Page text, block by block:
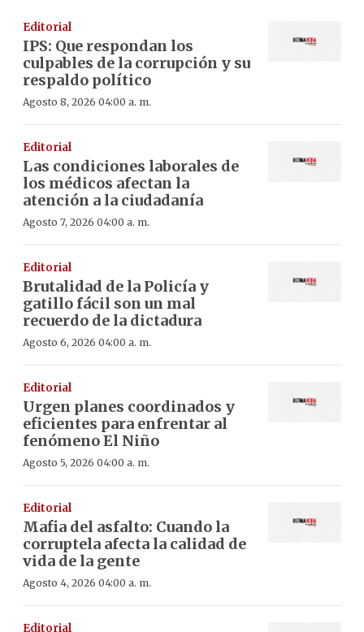
Editorial
IPS: Que respondan los
culpables de la corrupción y su
respaldo político
Agosto 8, 2026 04:00 a. m.
Editorial
Las condiciones laborales de
los médicos afectan la
atención a la ciudadanía
Agosto 7, 2026 04:00 a. m.
Editorial
Brutalidad de la Policía y
gatillo fácil son un mal
recuerdo de la dictadura
Agosto 6, 2026 04:00 a. m.
Editorial
Urgen planes coordinados y
eficientes para enfrentar al
fenómeno El Niño
Agosto 5, 2026 04:00 a. m.
Editorial
Mafia del asfalto: Cuando la
corruptela afecta la calidad de
vida de la gente
Agosto 4, 2026 04:00 a. m.
Editorial